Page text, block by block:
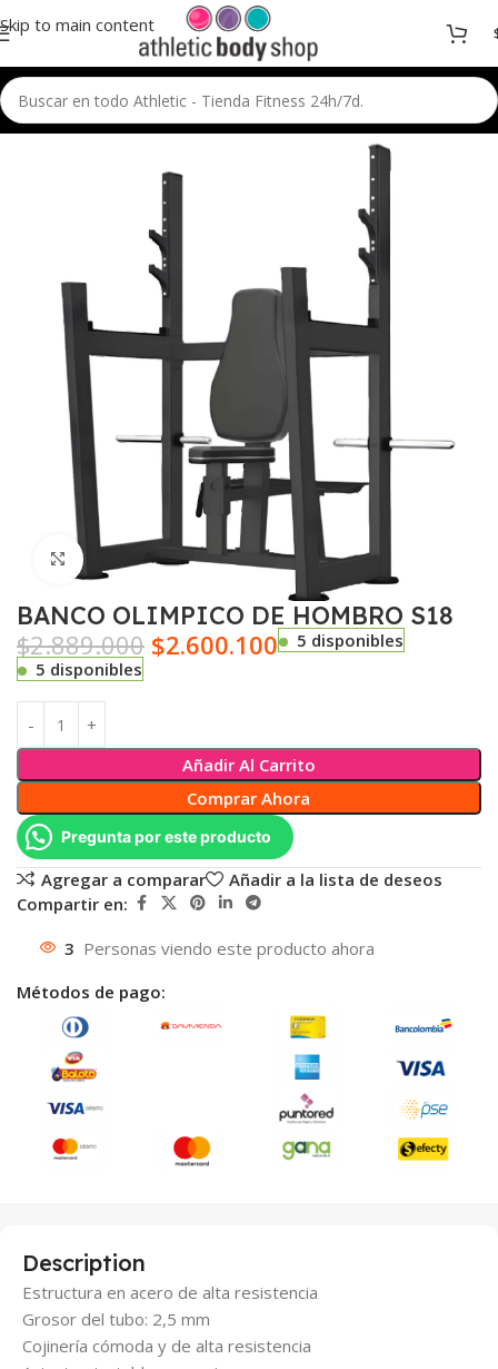
Skip to main content
Inicio Fuerza Linea de Fuerza Profesional Peso Libre
Click para agrandar
BANCO OLIMPICO DE HOMBRO S18
$2.889.000 $2.600.100
5 disponibles
5 disponibles
Añadir Al Carrito
Comprar Ahora
Pregunta por este producto
Agregar a comparar
Añadir a la lista de deseos
Compartir en:
3 Personas viendo este producto ahora
Métodos de pago:
Description
Estructura en acero de alta resistencia
Grosor del tubo: 2,5 mm
Cojinería cómoda y de alta resistencia